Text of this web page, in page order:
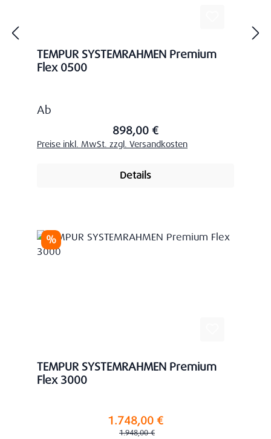
TEMPUR SYSTEMRAHMEN Premium
Flex 0500
Regulärer Preis:
Ab
898,00 €
Preise inkl. MwSt. zzgl. Versandkosten
Details
Rabatt
%
TEMPUR SYSTEMRAHMEN Premium
Flex 3000
Verkaufspreis:1.748,00 €
Regulärer Preis:
1.948,00 €